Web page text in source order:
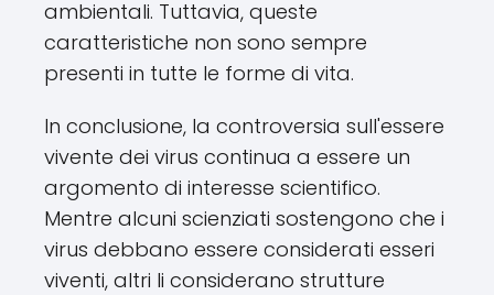
ambientali. Tuttavia, queste
caratteristiche non sono sempre
presenti in tutte le forme di vita.
In conclusione, la controversia sull'essere
vivente dei virus continua a essere un
argomento di interesse scientifico.
Mentre alcuni scienziati sostengono che i
virus debbano essere considerati esseri
viventi, altri li considerano strutture